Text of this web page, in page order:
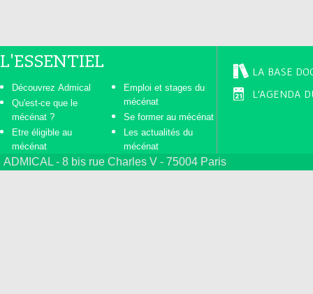
L'ESSENTIEL
Découvrez Admical
Qu'est-ce que le
mécénat ?
Etre éligible au
mécénat
Emploi et stages du
mécénat
Se former au mécénat
Les actualités du
mécénat
LA BASE
L'AGENDA
ADMICAL - 8 bis rue Charles V - 75004 Paris